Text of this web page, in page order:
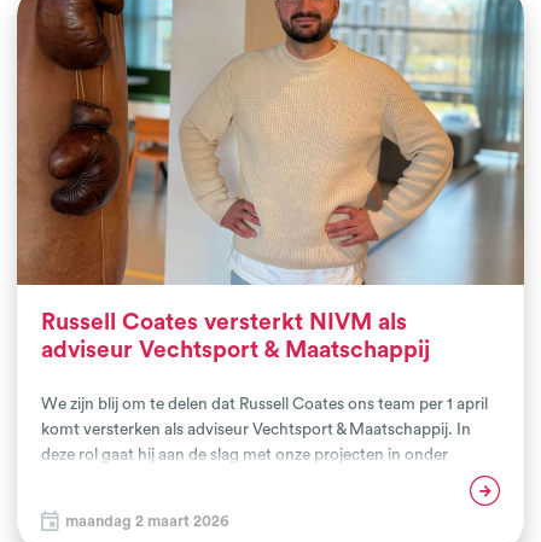
Russell Coates versterkt NIVM als
adviseur Vechtsport & Maatschappij
We zijn blij om te delen dat Russell Coates ons team per 1 april
komt versterken als adviseur Vechtsport & Maatschappij. In
deze rol gaat hij aan de slag met onze projecten in onder
andere Den Haag en Vlissingen, waar hij clubs, gemeenten en
partners uit het sociale domein met elkaar verbindt. Met zijn
energie, pedagogische blik en ervaring in clubondersteuning
maandag 2 maart 2026